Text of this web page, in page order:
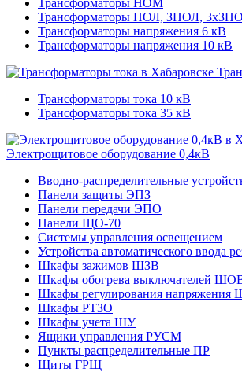
Трансформаторы НОМ
Трансформаторы НОЛ, ЗНОЛ,
Трансформаторы напряжения 6 кВ
Трансформаторы напряжения 10 кВ
Трансформаторы тока 10 кВ
Трансформаторы тока 35 кВ
Электрощитовое оборудование 0,4кВ
Вводно-распределительные
Панели защиты ЭПЗ
Панели передачи ЭПО
Панели ЩО-70
Системы управления освещением
Устройства автоматического ввода
Шкафы зажимов ШЗВ
Шкафы обогрева выключателей
Шкафы регулирования
Шкафы РТЗО
Шкафы учета ШУ
Ящики управления РУСМ
Пункты распределительные ПР
Щиты ГРЩ